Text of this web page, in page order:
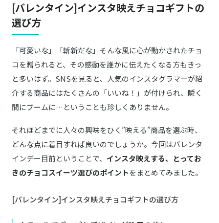
[バレンタイン]インスタ映えチョコギフトの
選び方
「可愛いな」「斬新だな」そんな風に心が動かされたチョ
コを贈られると、その感動を誰かに伝えたくなる方もきっ
と多いはず。SNSを見ると、人気のインスタグラマーが紹
介する商品にはたくさんの「いいね！」が付けられ、瞬く
間にブームに…ということも珍しくありません。
それほどまでに人々の興味をひく”映える”商品を選ぶ時、
どんな点に着目すれば良いのでしょうか。今回はバレンタ
インデー目前ということで、 インスタ映えする、とってお
きのチョコスイーツ選びのポイントをまとめてみました。
[バレンタイン]インスタ映えチョコギフトの選び方